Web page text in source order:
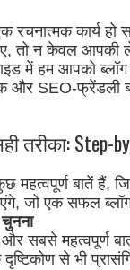
रचनात्मक कार्य
तो न केवल आपकी
में हम आपको
और SEO-फ्रेंडली
तरीका: Step-
महत्वपूर्ण बातें
जो एक सफल
और सबसे महत्वपूर्ण
से भी